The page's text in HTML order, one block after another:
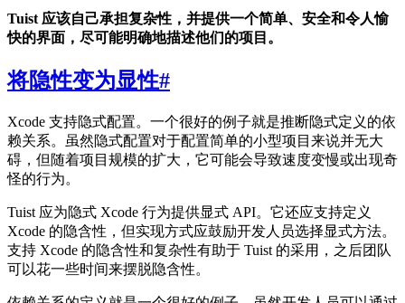
Tuist 应该自己承担复杂性，并提供一个简单、安全和令人愉
快的界面，尽可能明确地描述他们的项目。
将隐性变为显性#
Xcode 支持隐式配置。一个很好的例子就是推断隐式定义的依
赖关系。虽然隐式配置对于配置简单的小型项目来说并无大
碍，但随着项目规模的扩大，它可能会导致速度变慢或出现奇
怪的行为。
Tuist 应为隐式 Xcode 行为提供显式 API。它还应支持定义
Xcode 的隐含性，但实现方式应鼓励开发人员选择显式方法。
支持 Xcode 的隐含性和复杂性有助于 Tuist 的采用，之后团队
可以花一些时间来摆脱隐含性。